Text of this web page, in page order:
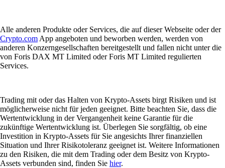
Alle anderen Produkte oder Services, die auf dieser Webseite oder der
Crypto.com App angeboten und beworben werden, werden von
anderen Konzerngesellschaften bereitgestellt und fallen nicht unter die
von Foris DAX MT Limited oder Foris MT Limited regulierten
Services.
Trading mit oder das Halten von Krypto-Assets birgt Risiken und ist
möglicherweise nicht für jeden geeignet. Bitte beachten Sie, dass die
Wertentwicklung in der Vergangenheit keine Garantie für die
zukünftige Wertentwicklung ist. Überlegen Sie sorgfältig, ob eine
Investition in Krypto-Assets für Sie angesichts Ihrer finanziellen
Situation und Ihrer Risikotoleranz geeignet ist. Weitere Informationen
zu den Risiken, die mit dem Trading oder dem Besitz von Krypto-
Assets verbunden sind, finden Sie hier.